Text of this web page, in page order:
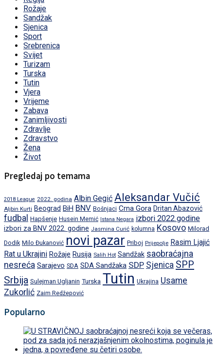
Rožaje
Sandžak
Sjenica
Sport
Srebrenica
Svijet
Turizam
Turska
Tutin
Vjera
Vrijeme
Zabava
Zanimljivosti
Zdravlje
Zdravstvo
Žena
Život
Pregledaj po temama
2018 League 2022. godina Albin Gegić Aleksandar Vučić
Aljbin Kurti Beograd BiH BNV Bošnjaci Crna Gora Dritan Abazović
fudbal Hapšenje Husein Memić Istana Negara izbori 2022.godine
izbori za BNV 2022. godine Jasmina Curić kolumna Kosovo Milorad
Dodik Milo Đukanović novi pazar Priboj Prijepolje Rasim Ljajić
Rat u Ukrajini Rožaje Rusija Salih Hot Sandžak saobraćajna
nesreća Sarajevo SDA SDA Sandžaka SDP Sjenica SPP
Srbija Sulejman Ugljanin Turska Tutin Ukrajina Usame
Zukorlić Zaim Redžepović
Popularno